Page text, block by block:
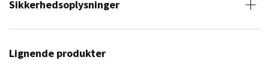
Sikkerhedsoplysninger
Lignende produkter